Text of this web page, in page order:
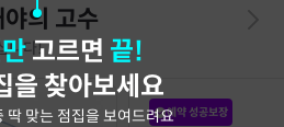
고르면 끝!
을 찾아보세요
딱 맞는 점집을 보여드려요
의 고수
니다!
예약 성공보장